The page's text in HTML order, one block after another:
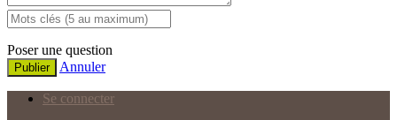
Poser une question
Publier Annuler
Se connecter